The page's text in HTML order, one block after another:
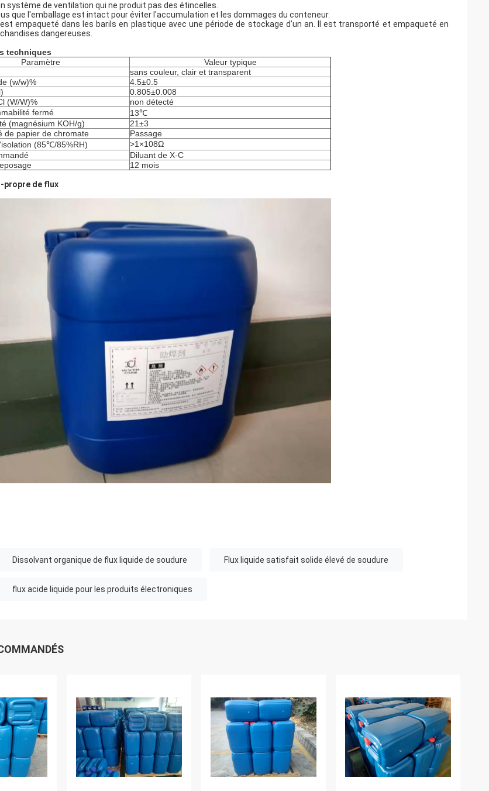
système de ventilation qui ne produit pas des étincelles.
que l'emballage est intact pour éviter l'accumulation et les dommages du conteneur.
empaqueté dans les barils en plastique avec une période de stockage d'un an. Il est transporté et empaqueté en
dangereuses.
techniques
Paramètre
Valeur typique
sans couleur, clair et transparent
(w/w)%
4.5±0.5
0.805±0.008
(W/W)%
non détecté
fermé
13℃
(magnésium KOH/g)
21±3
de papier de chromate
Passage
(85℃/85%RH)
>1×108Ω
Diluant de X-C
12 mois
propre de flux
Dissolvant organique de flux liquide de soudure Flux liquide satisfait solide élevé de soudure
flux acide liquide pour les produits électroniques